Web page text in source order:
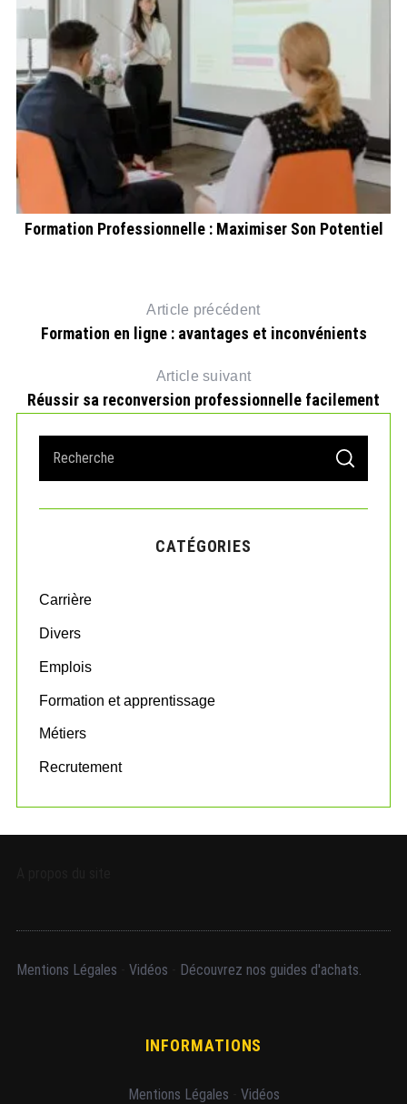
Formation Professionnelle : Maximiser Son Potentiel
Article précédent
Formation en ligne : avantages et inconvénients
Article suivant
Réussir sa reconversion professionnelle facilement
a
r
o
:
S
A
C
CATÉGORIES
Carrière
Divers
Emplois
Formation et apprentissage
Métiers
Recrutement
Mentions Légales Vidéos Découvrez nos guides d'achats.
INFORMATIONS
Mentions Légales Vidéos